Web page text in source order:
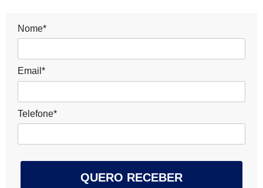
Nome*
Email*
Telefone*
QUERO RECEBER